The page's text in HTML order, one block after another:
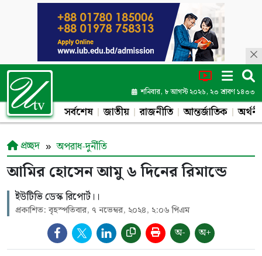
শনিবার, ৮ আগস্ট ২০২৬, ২৩ শ্রাবণ ১৪৩৩
সর্বশেষ জাতীয় রাজনীতি আন্তর্জাতিক
প্রচ্ছদ অপরাধ-দুর্নীতি
আমির হোসেন আমু ৬ দিনের রিমান্ডে
ইউটিভি ডেস্ক রিপোর্ট।।
প্রকাশিত: বৃহস্পতিবার, ৭ নভেম্বর, ২০২৪, ২:০৬ পিএম
অ- অ+